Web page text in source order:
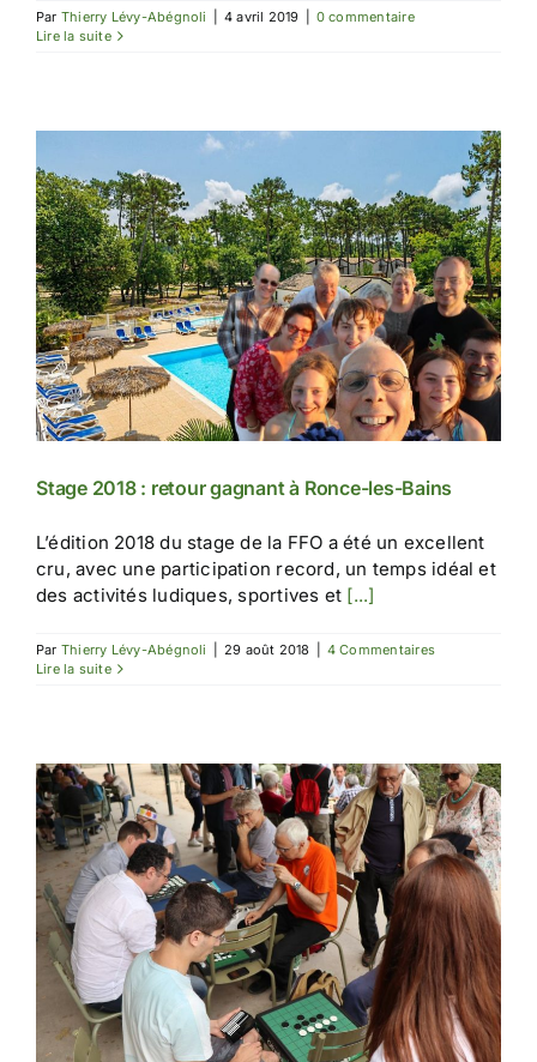
Par Thierry Lévy-Abégnoli 4 avril 2019
0 commentaire
Lire la suite
Stage 2018 : retour gagnant à Ronce-les-Bains
L’édition 2018 du stage de la FFO a été un excellent
cru, avec une participation record, un temps idéal et
des activités ludiques, sportives et [...]
Par Thierry Lévy-Abégnoli 29 août 2018
4 Commentaires
Lire la suite